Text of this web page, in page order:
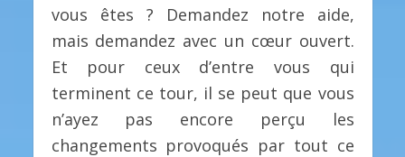
vous êtes ? Demandez notre aide,
mais demandez avec un cœur ouvert.
Et pour ceux d’entre vous qui
terminent ce tour, il se peut que vous
n’ayez pas encore perçu les
changements provoqués par tout ce